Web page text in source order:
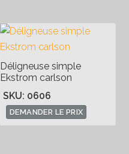
Déligneuse simple
Ekstrom carlson
SKU: 0606
DEMANDER LE PRIX